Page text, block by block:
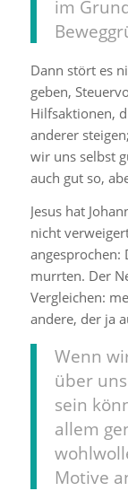
im
Dann stört es
geben,
Hilfsaktionen,
anderer
wir uns selbst
auch gut so,
Jesus hat
nicht
angesprochen:
murrten. Der
Vergleichen:
andere, der ja
Wenn
über
sein
allem
Motive